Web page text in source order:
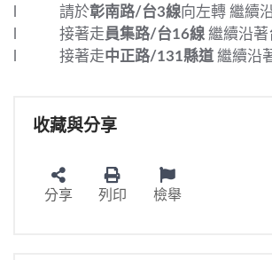
請於彰南路/台3線向左轉 繼續
接著走員集路/台16線 繼續沿著
接著走中正路/131縣道 繼續沿
收藏與分享
分享 列印 檢舉